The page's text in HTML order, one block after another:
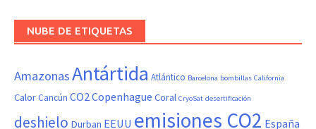
NUBE DE ETIQUETAS
AmazonasAntártida Atlántico Barcelona bombillas California
Calor Cancún CO2Copenhague Coral CryoSat desertificación
deshielo Durban EEUU emisiones CO2 España